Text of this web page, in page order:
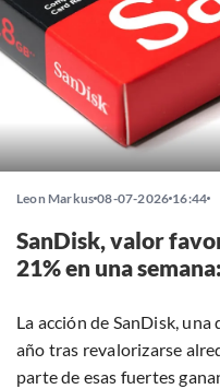
Leon Markus 08-07-2026 16:44
SanDisk, valor
21% en una
La acción de SanDisk,
año tras revalorizarse
parte de esas fuertes